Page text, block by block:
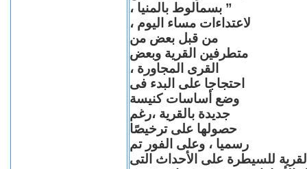
” بسمالوط بالمنيا ،
لاعتداءات مساء اليوم ،
من قبل بعض من
متطرفين القرية وبعض
القرى المجاورة ،
احتجاجا على البدء فى
وضع أساسات كنيسة
جديدة بالقرية ،رغم
حصولها على ترخيصًا
رسميا ، وعلى الفور تم
للسيطرة على الأحداث التى